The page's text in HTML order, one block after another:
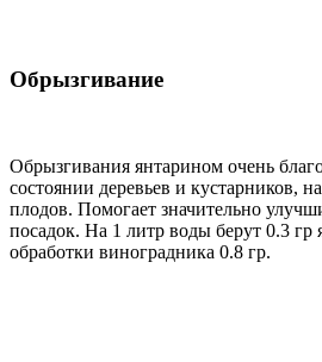
Обрызгивание
Обрызгивания янтарином очень
состоянии деревьев и кустарников,
плодов. Помогает значительно
посадок. На 1 литр воды берут 0.3
обработки виноградника 0.8 гр.